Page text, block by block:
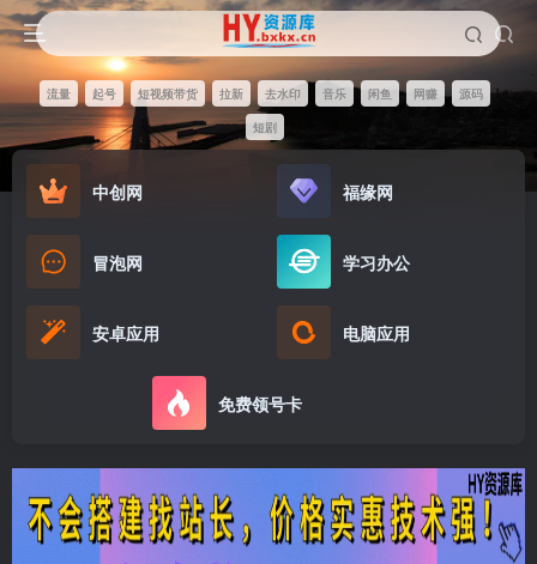
流量 起号 短视频带货 拉新 去水印 音乐 闲鱼 网赚
源码
短剧
中创网 福缘网
冒泡网 学习办公
安卓应用 电脑应用
免费领号卡